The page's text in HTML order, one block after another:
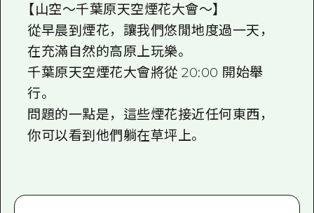
【山空〜千葉原天空煙花大會〜】
從早晨到煙花，讓我們悠閒地度過一天，
在充滿自然的高原上玩樂。
千葉原天空煙花大會將從 20:00 開始舉
行。
問題的一點是，這些煙花接近任何東西，
你可以看到他們躺在草坪上。